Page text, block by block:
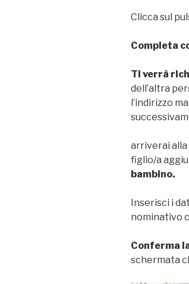
Clicca sul
Completa
Ti verrà
dell’altra
l’indirizzo
arriverai alla
figlio/a
bambino.
Inserisci i
nominativo
Conferma
schermata